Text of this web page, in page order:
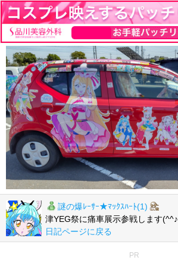
謎の爆ﾚｰｻｰ★ﾏｯｸｽﾊｰﾄ(1)
津YEG祭に痛車展示参戦します(^^♪
日記ページに戻る
PR